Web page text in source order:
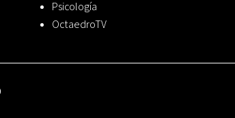
Psicología
OctaedroTV